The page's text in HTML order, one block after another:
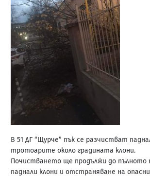
В 51 ДГ “Щурче” пък се разчистват
тротоарите около градината клони.
Почистването ще продължи до пълното
паднали клони и отстраняване на